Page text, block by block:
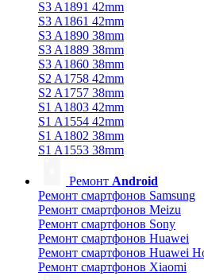
S3 A1891 42mm
S3 A1861 42mm
S3 A1890 38mm
S3 A1889 38mm
S3 A1860 38mm
S2 A1758 42mm
S2 A1757 38mm
S1 A1803 42mm
S1 A1554 42mm
S1 A1802 38mm
S1 A1553 38mm
Ремонт Android
Ремонт смартфонов Samsung
Ремонт смартфонов Meizu
Ремонт смартфонов Sony
Ремонт смартфонов Huawei
Ремонт смартфонов Huawei
Ремонт смартфонов Xiaomi